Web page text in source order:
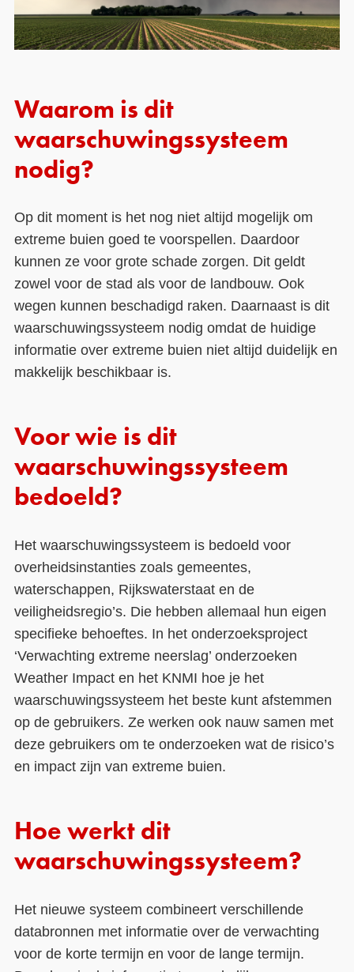
Waarom is dit
waarschuwingssysteem
nodig?
Op dit moment is het nog niet altijd mogelijk om
extreme buien goed te voorspellen. Daardoor
kunnen ze voor grote schade zorgen. Dit geldt
zowel voor de stad als voor de landbouw. Ook
wegen kunnen beschadigd raken. Daarnaast is dit
waarschuwingssysteem nodig omdat de huidige
informatie over extreme buien niet altijd duidelijk en
makkelijk beschikbaar is.
Voor wie is dit
waarschuwingssysteem
bedoeld?
Het waarschuwingssysteem is bedoeld voor
overheidsinstanties zoals gemeentes,
waterschappen, Rijkswaterstaat en de
veiligheidsregio’s. Die hebben allemaal hun eigen
specifieke behoeftes. In het onderzoeksproject
‘Verwachting extreme neerslag’ onderzoeken
Weather Impact en het KNMI hoe je het
waarschuwingssysteem het beste kunt afstemmen
op de gebruikers. Ze werken ook nauw samen met
deze gebruikers om te onderzoeken wat de risico’s
en impact zijn van extreme buien.
Hoe werkt dit
waarschuwingssysteem?
Het nieuwe systeem combineert verschillende
databronnen met informatie over de verwachting
voor de korte termijn en voor de lange termijn.